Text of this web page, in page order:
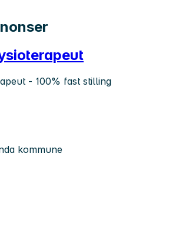
- 100% fast stilling
kommune